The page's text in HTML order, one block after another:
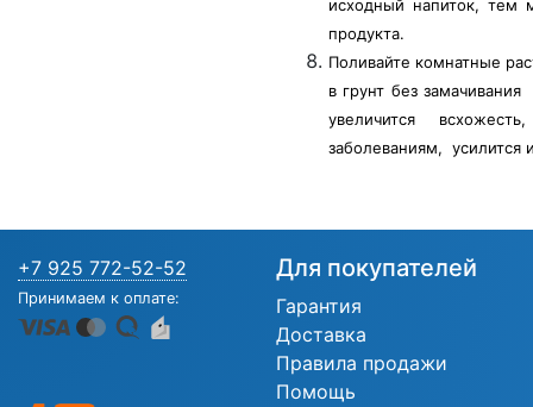
исходный напиток, тем
продукта.
Поливайте комнатные
в грунт без
увеличится
заболеваниям, усилится
+7 925 772-52-52
Принимаем к оплате:
Для покупателей
Гарантия
Доставка
Правила продажи
Помощь